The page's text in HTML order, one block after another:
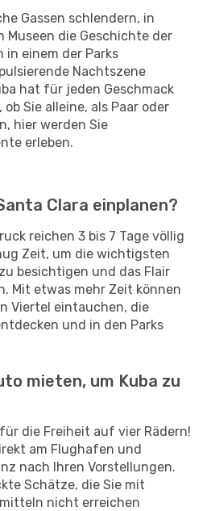
Gassen schlendern, in
Museen die Geschichte der
einem der Parks
Nachtszene
hat für jeden Geschmack
Sie alleine, als Paar oder
hier werden Sie
erleben.
Clara einplanen?
reichen 3 bis 7 Tage völlig
Zeit, um die wichtigsten
besichtigen und das Flair
Mit etwas mehr Zeit können
Viertel eintauchen, die
und in den Parks
mieten, um Kuba zu
die Freiheit auf vier Rädern!
am Flughafen und
nach Ihren Vorstellungen.
Schätze, die Sie mit
nicht erreichen